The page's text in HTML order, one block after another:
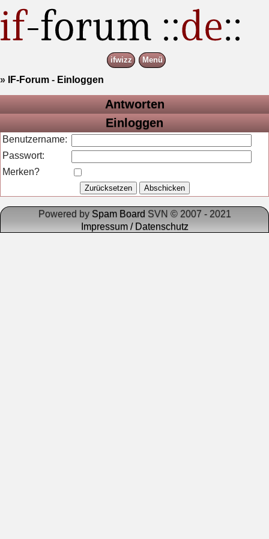
ifwizz Menü
» IF-Forum - Einloggen
Antworten
Einloggen
Benutzername:
Passwort:
Merken?
Powered by Spam Board SVN © 2007 - 2021
Impressum / Datenschutz